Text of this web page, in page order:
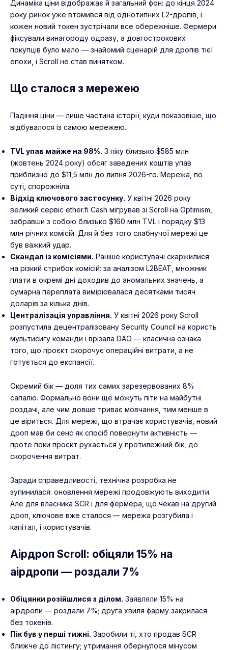
Динаміка ціни відображає й загальний фон: до кінця 2024
року ринок уже втомився від однотипних L2-дропів, і
кожен новий токен зустрічали все обережніше. Фермери
фіксували винагороду одразу, а довгострокових
покупців було мало — знайомий сценарій для дропів тієї
епохи, і Scroll не став винятком.
Що сталося з мережею
Падіння ціни — лише частина історії; куди показовіше, що
відбувалося із самою мережею.
TVL упав майже на 98%. З піку близько $585 млн
(жовтень 2024 року) обсяг заведених коштів упав
приблизно до $11,5 млн до липня 2026-го. Мережа, по
суті, спорожніла.
Відхід ключового застосунку. У квітні 2026 року
великий сервіс ether.fi Cash мігрував зі Scroll на Optimism,
забравши з собою близько $160 млн TVL і порядку $13
млн річних комісій. Для й без того слабнучої мережі це
був важкий удар.
Скандал із комісіями. Раніше користувачі скаржилися
на різкий стрибок комісій: за аналізом L2BEAT, множник
плати в окремі дні доходив до аномальних значень, а
сумарна переплата вимірювалася десятками тисяч
доларів за кілька днів.
Централізація управління. У квітні 2026 року Scroll
розпустила децентралізовану Security Council на користь
мультисигу команди і врізала DAO — класична ознака
того, що проєкт скорочує операційні витрати, а не
готується до експансії.
Окремий бік — доля тих самих зарезервованих 8%
сапалю. Формально вони ще можуть піти на майбутні
роздачі, але чим довше триває мовчання, тим менше в
це віриться. Для мережі, що втрачає користувачів, новий
дроп мав би сенс як спосіб повернути активність —
проте поки проєкт рухається у протилежний бік, до
скорочення витрат.
Заради справедливості, технічна розробка не
зупинилася: оновлення мережі продовжують виходити.
Але для власника SCR і для фермера, що чекав на другий
дроп, ключове вже сталося — мережа розгубила і
капітал, і користувачів.
Аірдроп Scroll: обіцяли 15% на
аірдропи — роздали 7%
Обіцянки розійшлися з ділом. Заявляли 15% на
аірдропи — роздали 7%; друга хвиля фарму закрилася
без токенів.
Пік був у перші тижні. Заробили ті, хто продав SCR
ближче до лістингу; утримання обернулося мінусом